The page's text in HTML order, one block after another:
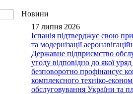
Новини
17 липня 2026
Іспанія підтверджує свою
та модернізації
Державне підприємство
угоду відповідно до якої
безповоротно профінансує
комплексного техніко-
обслуговування України та